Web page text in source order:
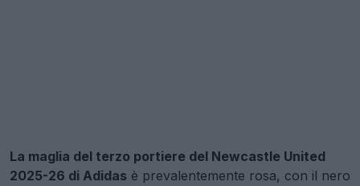
La maglia del terzo portiere del Newcastle United
2025-26 di Adidas è prevalentemente rosa, con il nero